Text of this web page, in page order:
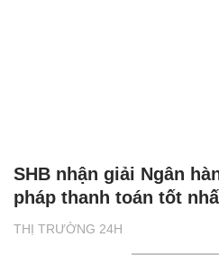
THỊ TRƯỜNG 24H
SHB nhận giải Ngân
pháp thanh toán tốt